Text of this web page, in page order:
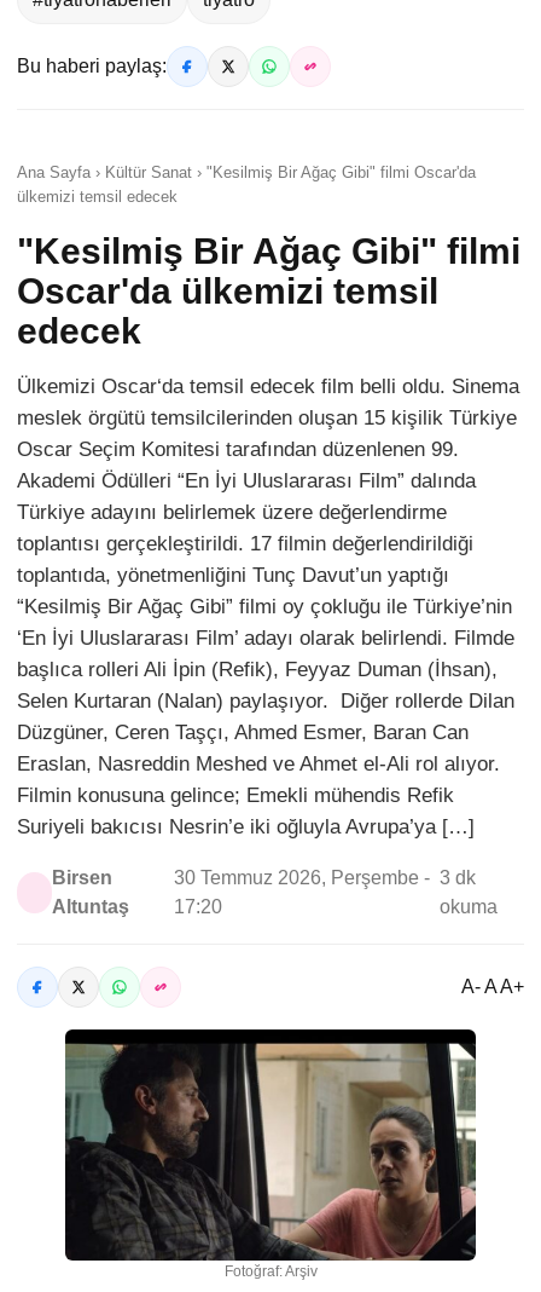
Bu haberi paylaş:
Ana Sayfa › Kültür Sanat › "Kesilmiş Bir Ağaç Gibi" filmi Oscar'da
ülkemizi temsil edecek
"Kesilmiş Bir Ağaç Gibi" filmi
Oscar'da ülkemizi temsil
edecek
Ülkemizi Oscar‘da temsil edecek film belli oldu. Sinema
meslek örgütü temsilcilerinden oluşan 15 kişilik Türkiye
Oscar Seçim Komitesi tarafından düzenlenen 99.
Akademi Ödülleri “En İyi Uluslararası Film” dalında
Türkiye adayını belirlemek üzere değerlendirme
toplantısı gerçekleştirildi. 17 filmin değerlendirildiği
toplantıda, yönetmenliğini Tunç Davut’un yaptığı
“Kesilmiş Bir Ağaç Gibi” filmi oy çokluğu ile Türkiye’nin
‘En İyi Uluslararası Film’ adayı olarak belirlendi. Filmde
başlıca rolleri Ali İpin (Refik), Feyyaz Duman (İhsan),
Selen Kurtaran (Nalan) paylaşıyor. Diğer rollerde Dilan
Düzgüner, Ceren Taşçı, Ahmed Esmer, Baran Can
Eraslan, Nasreddin Meshed ve Ahmet el-Ali rol alıyor.
Filmin konusuna gelince; Emekli mühendis Refik
Suriyeli bakıcısı Nesrin’e iki oğluyla Avrupa’ya […]
Birsen
Altuntaş
30 Temmuz 2026, Perşembe -
17:20
3 dk
okuma
A- A A+
Fotoğraf: Arşiv